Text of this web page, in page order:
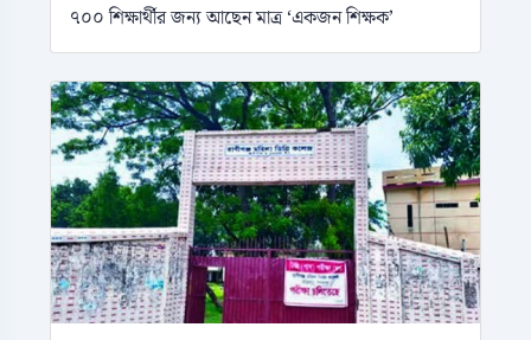
৭০০ শিক্ষার্থীর জন্য আছেন মাত্র ‘একজন শিক্ষক’